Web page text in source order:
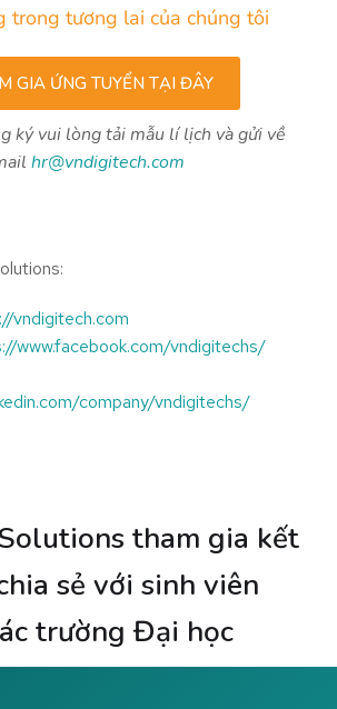
trong tương lai của chúng tôi
GIA ỨNG TUYỂN TẠI ĐÂY
ký vui lòng tải mẫu lí lịch và gửi về
hr@vndigitech.com
vndigitech.com
www.facebook.com/vndigitechs/
company/vndigitechs/
tham gia kết
sẻ với sinh viên
trường Đại học